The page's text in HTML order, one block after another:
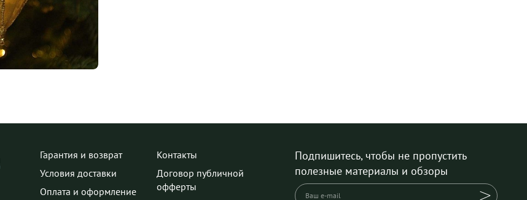
Гарантия и возврат
Условия доставки
Оплата и оформление
Контакты
Договор публичной
офферты
Подпишитесь, чтобы не пропустить
полезные материалы и обзоры